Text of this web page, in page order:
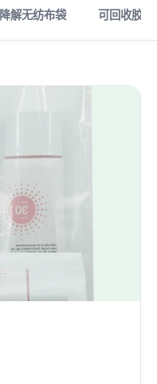
降解无纺布袋 可回收胶袋